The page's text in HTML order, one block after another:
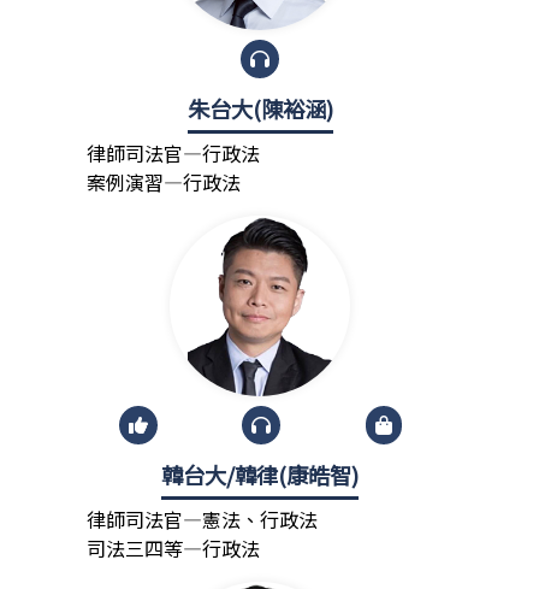
朱台大(陳裕涵)
律師司法官—行政法
案例演習—行政法
韓台大/韓律(康皓智)
律師司法官—憲法、行政法
司法三四等—行政法